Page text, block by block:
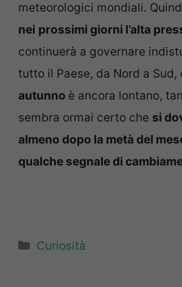
meteorologici mondiali.
nei prossimi giorni l’alta
continuerà a governare
tutto il Paese, da Nord a Sud,
autunno è ancora lontano,
sembra ormai certo che si
almeno dopo la metà del
qualche segnale di
Categorie
Curiosità